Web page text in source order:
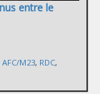
entre le
AFC/M23, RDC,